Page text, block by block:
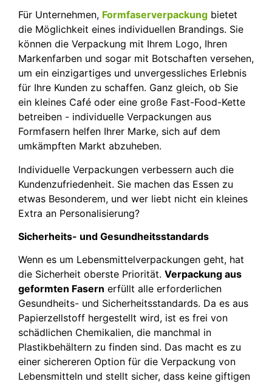
Für Unternehmen, Formfaserverpackung bietet
die Möglichkeit eines individuellen Brandings. Sie
können die Verpackung mit Ihrem Logo, Ihren
Markenfarben und sogar mit Botschaften versehen,
um ein einzigartiges und unvergessliches Erlebnis
für Ihre Kunden zu schaffen. Ganz gleich, ob Sie
ein kleines Café oder eine große Fast-Food-Kette
betreiben - individuelle Verpackungen aus
Formfasern helfen Ihrer Marke, sich auf dem
umkämpften Markt abzuheben.
Individuelle Verpackungen verbessern auch die
Kundenzufriedenheit. Sie machen das Essen zu
etwas Besonderem, und wer liebt nicht ein kleines
Extra an Personalisierung?
Sicherheits- und Gesundheitsstandards
Wenn es um Lebensmittelverpackungen geht, hat
die Sicherheit oberste Priorität. Verpackung aus
geformten Fasern erfüllt alle erforderlichen
Gesundheits- und Sicherheitsstandards. Da es aus
Papierzellstoff hergestellt wird, ist es frei von
schädlichen Chemikalien, die manchmal in
Plastikbehältern zu finden sind. Das macht es zu
einer sichereren Option für die Verpackung von
Lebensmitteln und stellt sicher, dass keine giftigen